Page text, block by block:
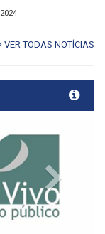
VER TODAS NOTÍCIAS